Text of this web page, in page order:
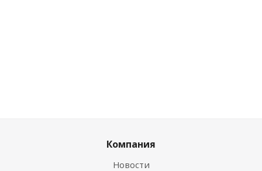
Компания
Новости